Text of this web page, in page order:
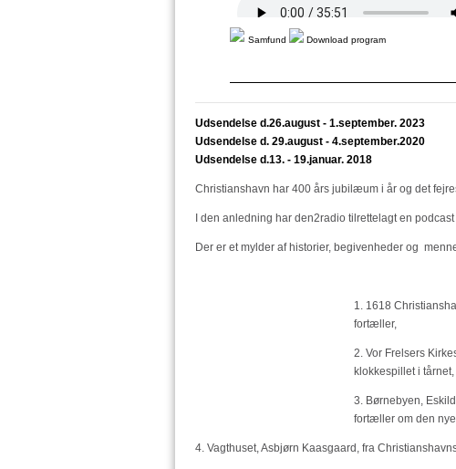
TAGE BAUMANN OG DEN TYSKE EFTERKRIGSTIDS
STØT DEN2RADIO "REFORM I PRAKSIS" EN
INSPIRERENDE OVERGANGE TIL DEN 3. ALDER
Samfund Download program
Udsendelse d.26.august - 1.september. 2023
Udsendelse d. 29.august - 4.september.2020
Udsendelse d.13. - 19.januar. 2018
Christianshavn har 400 års jubilæum i år og det
I den anledning har den2radio tilrettelagt en
Der er et mylder af historier, begivenheder og
1. 1618
fortæller,
2. Vor Frelsers
klokkespillet i tårnet,
3. Børnebyen,
fortæller om den
4. Vagthuset, Asbjørn Kaasgaard, fra